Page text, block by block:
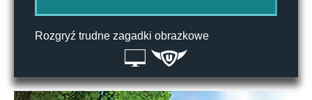
Rozgryź trudne zagadki obrazkowe